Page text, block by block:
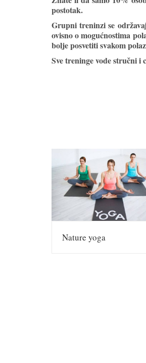
postotak.
Grupni treninzi se
ovisno o mogućnostima
bolje posvetiti svakom
Sve treninge vode stručni
Nature yoga